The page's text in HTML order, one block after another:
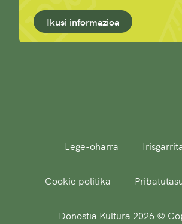
Ikusi informazioa
Lege-oharra
Cookie politika
Donostia Kultura 2026 ©